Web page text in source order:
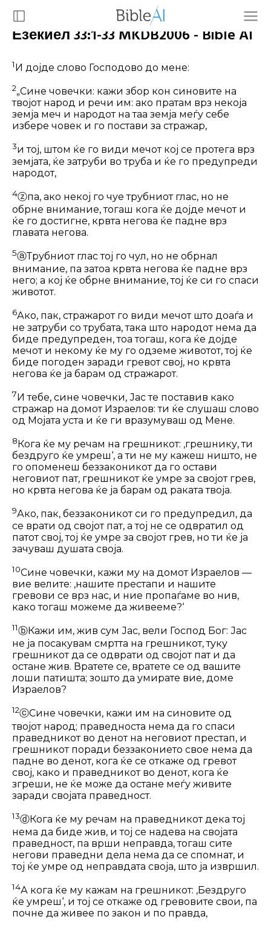
Езекиел 33:1-33 MKDB2006 - Bible AI
1И дојде слово Господово до мене:
2„Сине човечки: кажи збор кон сино­вите на
твојот народ и речи им: ако пратам врз некоја
земја меч и народот на таа земја меѓу себе
избере човек и го постави за стражар,
3и тој, штом ќе го види мечот кој се протега врз
земјата, ќе затруби во труба и ќе го предупреди
народот,
4ⓩпа, ако некој го чуе трубниот глас, но не
обрне внимание, тогаш кога ќе дојде мечот и
ќе го достигне, крвта не­гова ќе падне врз
главата негова.
5ⓐТрубниот глас тој го чул, но не обрнал
внимание, па затоа крвта негова ќе падне врз
него; а кој ќе обрне внимание, тој ќе си го спаси
животот.
6Ако, пак, стражарот го види мечот што доаѓа и
не затруби со трубата, така што народот нема да
биде предупреден, тоа тогаш, кога ќе дојде
мечот и некому ќе му го одземе животот, тој ќе
биде погоден заради гревот свој, но крвта
негова ќе ја барам од стражарот.
7И тебе, сине човечки, Јас те поставив како
стражар на домот Израелов: ти ќе слушаш слово
од Мојата уста и ќе ги вразумуваш од Мене.
8 Кога ќе му речам на грешникот: ‚грешнику, ти
бездруго ќе умреш‘, а ти не му кажеш ништо, не
го опоменеш беззаконикот да го остави
неговиот пат, грешникот ќе умре за својот грев,
но крвта негова ќе ја барам од раката твоја.
9Ако, пак, беззаконикот си го пре­дупредил, да
се врати од својот пат, а тој не се одвратил од
патот свој, тој ќе умре за својот грев, но ти ќе ја
зачуваш душата своја.
10Сине човечки, кажи му на домот Израелов —
вие велите: ‚нашите прес­тапи и нашите
гревови се врз нас, и ние пропаѓаме во нив,
како тогаш можеме да живееме?‘
11ⓑКажи им, жив сум Јас, вели Господ Бог: Јас
не ја посакувам смртта на грешникот, туку
грешникот да се од­врати од својот пат и да
остане жив. Вратете се, вратете се од вашите
лоши патишта; зошто да умирате вие, доме
Израелов?
12ⓒСине човечки, кажи им на синовите од
твојот народ; праведноста нема да го спаси
праведникот во денот на неговиот престап, и
грешникот поради беззаконието свое нема да
падне во денот, кога ќе се откаже од гревот
свој, како и праведникот во денот, кога ќе
згреши, не ќе може да остане меѓу живите
заради својата праведност.
13ⓓКога ќе му речам на праведникот дека тој
нема да биде жив, и тој се надева на својата
праведност, па врши неправда, тогаш сите
негови праведни дела нема да се спомнат, и
тој ќе умре од неправдата своја, што ја извршил.
14А кога ќе му кажам на грешникот: ‚Бездруго
ќе умреш‘, и тој се откаже од гревовите свои, па
почне да живее по закон и по правда,